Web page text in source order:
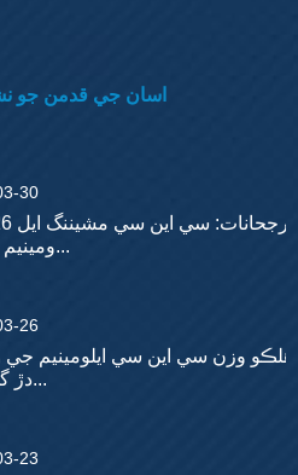
اسان جي قدمن جو
30
2026
ومينيم پرزا...
26
هلڪو وزن سي اين سي ايلومينيم جي
دڙ گهرج...
23